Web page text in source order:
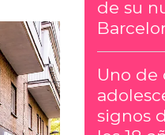
de su
Uno de
signos